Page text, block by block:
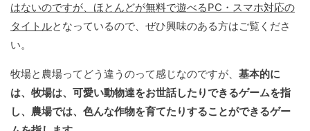
はないのですが、ほとんどが無料で遊べるPC・スマホ対応の
タイトルとなっているので、ぜひ興味のある方はご覧くださ
い。
牧場と農場ってどう違うのって感じなのですが、 基本的に
は、牧場は、可愛い動物達をお世話したりできるゲームを指
し、農場では、色んな作物を育てたりすることができるゲー